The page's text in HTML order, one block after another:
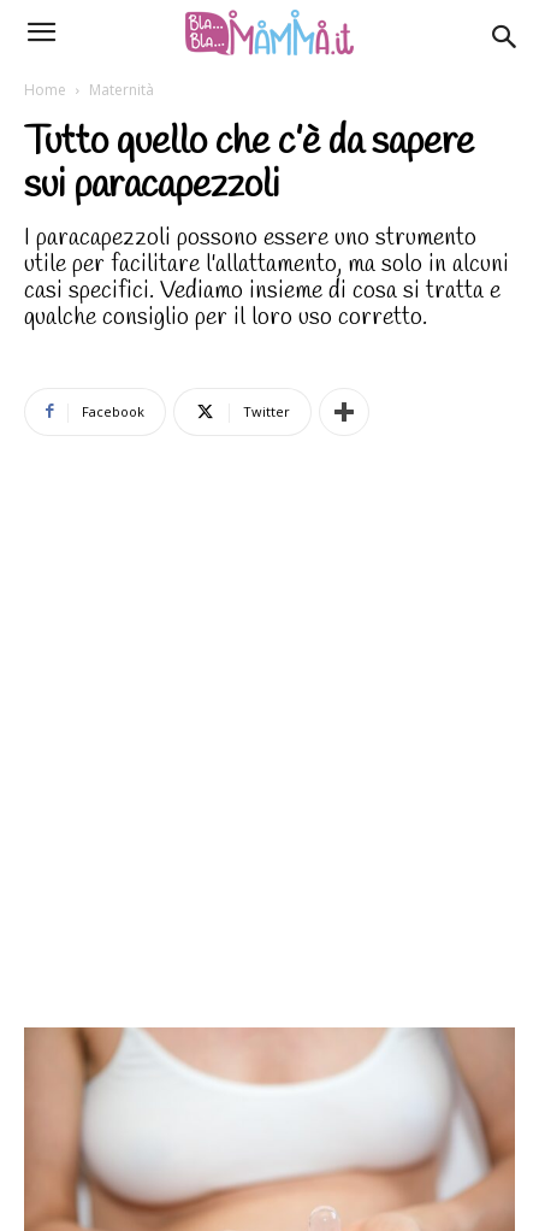
Home Maternità
Tutto quello che c’è da sapere
sui paracapezzoli
I paracapezzoli possono essere uno strumento
utile per facilitare l'allattamento, ma solo in alcuni
casi specifici. Vediamo insieme di cosa si tratta e
qualche consiglio per il loro uso corretto.
Facebook Twitter